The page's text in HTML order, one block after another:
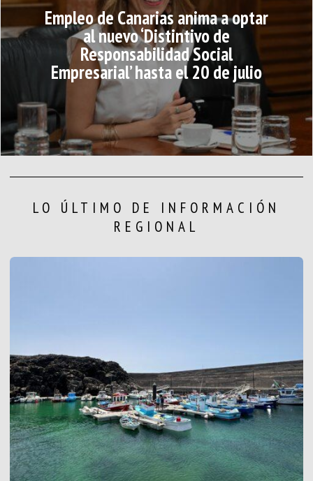
Empleo de Canarias anima a optar
al nuevo ‘Distintivo de
Responsabilidad Social
Empresarial’ hasta el 20 de julio
LO ÚLTIMO DE INFORMACIÓN
REGIONAL